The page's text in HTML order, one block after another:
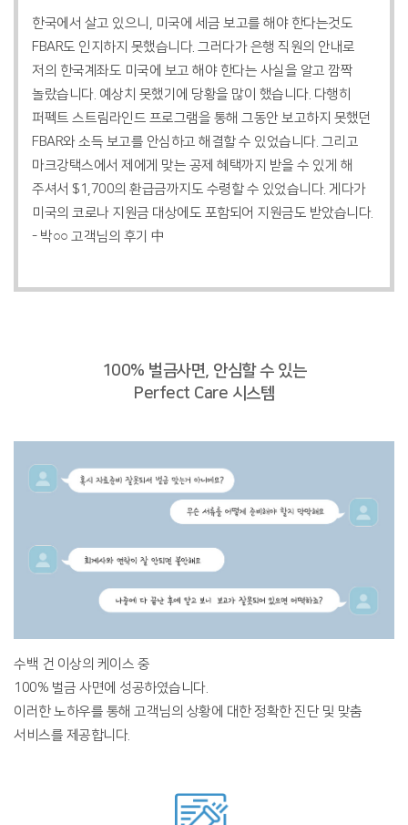
한국에서 살고 있으니, 미국에 세금 보고를 해야 한다는것도
FBAR도 인지하지 못했습니다. 그러다가 은행 직원의 안내로
저의 한국계좌도 미국에 보고 해야 한다는 사실을 알고 깜짝
놀랐습니다. 예상치 못했기에 당황을 많이 했습니다. 다행히
퍼펙트 스트림라인드 프로그램을 통해 그동안 보고하지 못했던
FBAR와 소득 보고를 안심하고 해결할 수 있었습니다. 그리고
마크강택스에서 제에게 맞는 공제 혜택까지 받을 수 있게 해
주셔서 $1,700의 환급금까지도 수령할 수 있었습니다. 게다가
미국의 코로나 지원금 대상에도 포함되어 지원금도 받았습니다.
- 박○○ 고객님의 후기 中
100% 벌금사면, 안심할 수 있는
Perfect Care 시스템
수백 건 이상의 케이스 중
100% 벌금 사면에 성공하였습니다.
이러한 노하우를 통해 고객님의 상황에 대한 정확한 진단 및 맞춤
서비스를 제공합니다.